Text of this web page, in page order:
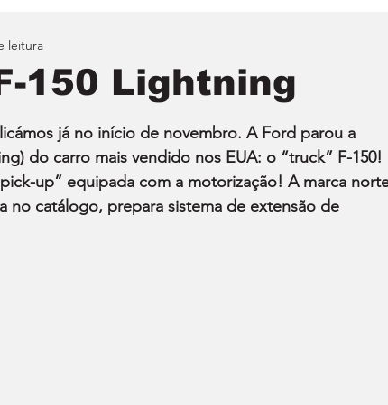
150 Lightning
leitura
já no início de novembro. A Ford parou a
do carro mais vendido nos EUA: o “truck” F-150!
up” equipada com a motorização! A marca
no catálogo, prepara sistema de extensão de